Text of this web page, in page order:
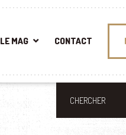
LE MAG CONTACT